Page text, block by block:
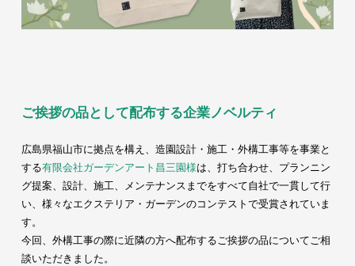
ご挨拶の品として配布する企業ノベルティ
広島県福山市に拠点を構え、造園設計・施工・外構工事等を事業と
する有限会社ガーデンアート昌三園様は、打ち合わせ、プランニン
グ提案、設計、施工、メンテナンスまでをすべて自社で一貫して行
い、様々なエクステリア・ガーデンのコンテストで受賞されていま
す。
今回、外構工事の際に近隣の方へ配布するご挨拶の品についてご相
談いただきました。